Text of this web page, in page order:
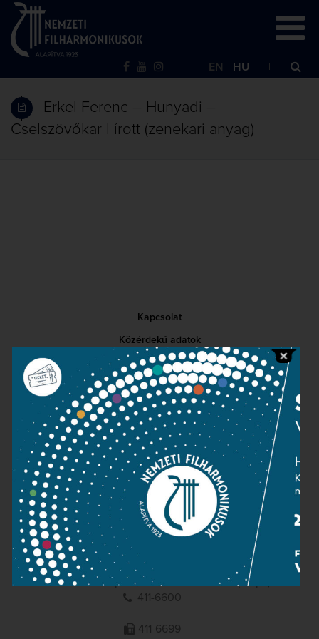
EN HU
Erkel Ferenc – Hunyadi –
Cselszövőkar | írott (zenekari anyag)
Kapcsolat
Közérdekű adatok
Sajtószoba
Adatvédelem
Impresszum
NEMZETI
FILHARMONIKUSOK
1095 Budapest, Komor Marcell u. 1. (Müpa)
411-6600
411-6699